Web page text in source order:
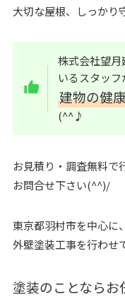
大切な屋根、しっかり
株式会社望
いるスタッフ
建物の健
(^^♪
お見積り・調査無料で
お問合せ下さい(^^)/
東京都羽村市を中心に
外壁塗装工事を行わ
塗装のことなら